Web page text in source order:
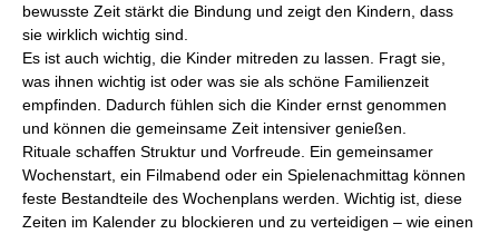
bewusste Zeit stärkt die Bindung und zeigt den Kindern, dass
sie wirklich wichtig sind.
Es ist auch wichtig, die Kinder mitreden zu lassen. Fragt sie,
was ihnen wichtig ist oder was sie als schöne Familienzeit
empfinden. Dadurch fühlen sich die Kinder ernst genommen
und können die gemeinsame Zeit intensiver genießen.
Rituale schaffen Struktur und Vorfreude. Ein gemeinsamer
Wochenstart, ein Filmabend oder ein Spielenachmittag können
feste Bestandteile des Wochenplans werden. Wichtig ist, diese
Zeiten im Kalender zu blockieren und zu verteidigen – wie einen